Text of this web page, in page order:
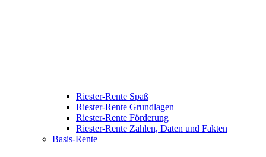
Riester-Rente Spaß
Riester-Rente Grundlagen
Riester-Rente Förderung
Riester-Rente Zahlen, Daten und Fakten
Basis-Rente